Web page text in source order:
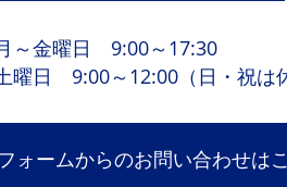
～金曜日 9:00～17:30
曜日 9:00～12:00（日・祝は
ォームからのお問い合わせは